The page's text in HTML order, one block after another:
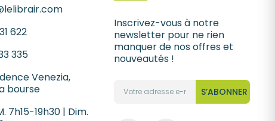
622
335
Venezia,
bourse
7h15-19h30 | Dim.
Inscrivez-vous à notre
newsletter pour ne rien
manquer de nos offres et
nouveautés !
S’ABONNER